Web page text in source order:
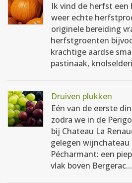
Ik vind de herfst een
weer echte
originele bereiding
herfstgroenten
krachtige aardse
pastinaak,
Druiven plukken
Eén van de eerste
zodra we in de
bij Chateau La
gelegen
Pécharmant: een
vlak boven Bergerac...